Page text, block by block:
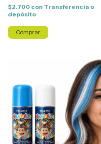
$2.700 con Transferencia o
depósito
Comprar
1/10